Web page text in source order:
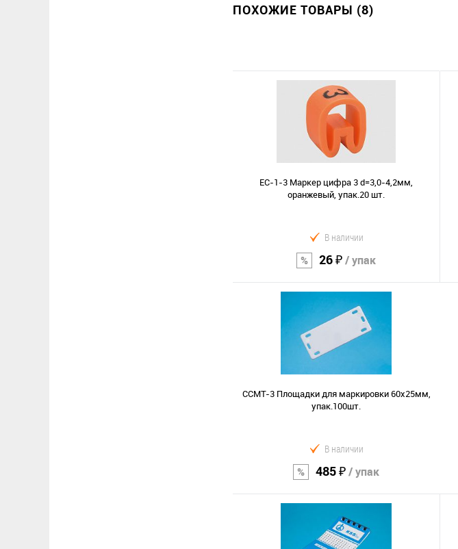
ПОХОЖИЕ ТОВАРЫ (8)
EС-1-3 Маркер цифра 3 d=3,0-4,2мм,
оранжевый, упак.20 шт.
В наличии
26 ₽/ упак
В корзину
CCMT-3 Площадки для маркировки 60х25мм,
упак.100шт.
В наличии
485 ₽/ упак
В корзину